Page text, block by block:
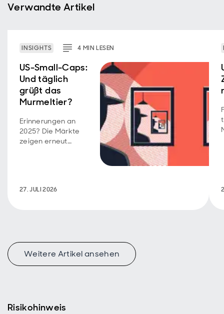
Verwandte Artikel
INSIGHTS 4 MINLESEN
US-Small-Caps:
Und täglich
grüßt das
Murmeltier?
Erinnerungen an
2025? Die Märkte
zeigen erneut
Marktkonzentration
dass sich das
Umfeld allmählich
27. JULI 2026
Weitere Artikel ansehen
Risikohinweis